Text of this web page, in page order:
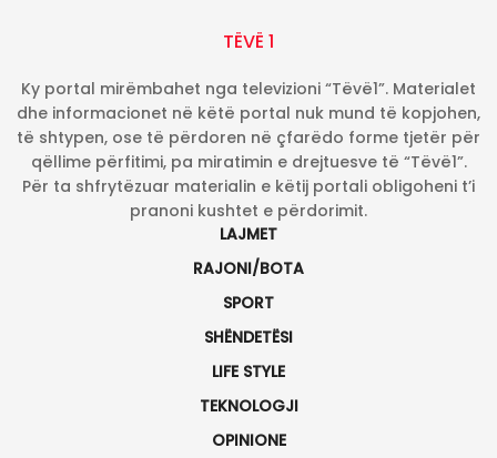
TËVË 1
Ky portal mirëmbahet nga televizioni “Tëvë1”. Materialet
dhe informacionet në këtë portal nuk mund të kopjohen,
të shtypen, ose të përdoren në çfarëdo forme tjetër për
qëllime përfitimi, pa miratimin e drejtuesve të “Tëvë1”.
Për ta shfrytëzuar materialin e këtij portali obligoheni t’i
pranoni kushtet e përdorimit.
LAJMET
RAJONI/BOTA
SPORT
SHËNDETËSI
LIFE STYLE
TEKNOLOGJI
OPINIONE